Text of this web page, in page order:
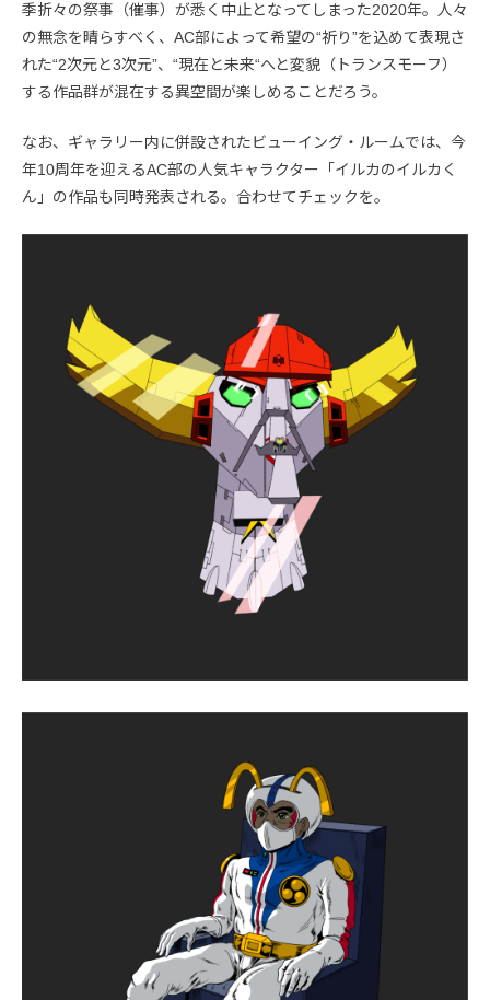
季折々の祭事（催事）が悉く中止となってしまった2020年。人々
の無念を晴らすべく、AC部によって希望の“祈り”を込めて表現さ
れた“2次元と3次元”、“現在と未来“へと変貌（トランスモーフ）
する作品群が混在する異空間が楽しめることだろう。
なお、ギャラリー内に併設されたビューイング・ルームでは、今
年10周年を迎えるAC部の人気キャラクター「イルカのイルカく
ん」の作品も同時発表される。合わせてチェックを。